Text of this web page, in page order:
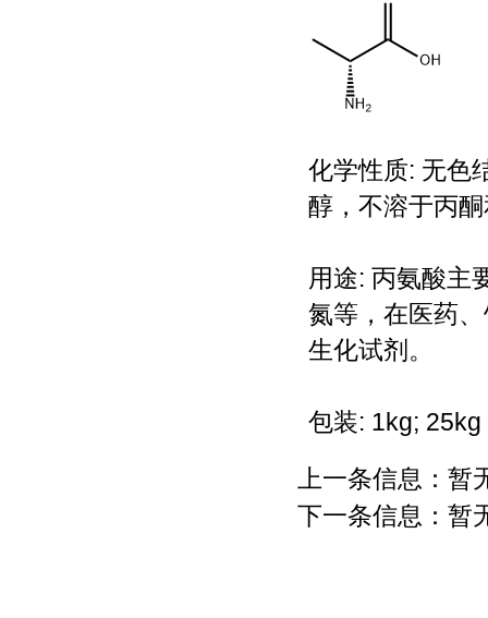
化学性质: 无色
醇，不溶于丙
用途: 丙氨酸主
氮等，在医药
生化试剂。
包装: 1kg; 25kg
上一条信息：暂
下一条信息：暂